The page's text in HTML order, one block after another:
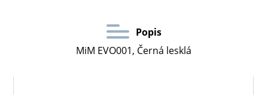
Popis
MiM EVO001, Černá lesklá